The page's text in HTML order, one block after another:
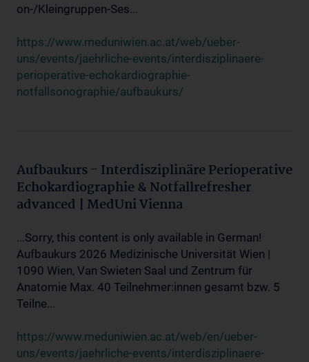
on-/Kleingruppen-Ses...
https://www.meduniwien.ac.at/web/ueber-
uns/events/jaehrliche-events/interdisziplinaere-
perioperative-echokardiographie-
notfallsonographie/aufbaukurs/
Aufbaukurs - Interdisziplinäre Perioperative
Echokardiographie & Notfallrefresher
advanced | MedUni Vienna
...Sorry, this content is only available in German!
Aufbaukurs 2026 Medizinische Universität Wien |
1090 Wien, Van Swieten Saal und Zentrum für
Anatomie Max. 40 Teilnehmer:innen gesamt bzw. 5
Teilne...
https://www.meduniwien.ac.at/web/en/ueber-
uns/events/jaehrliche-events/interdisziplinaere-